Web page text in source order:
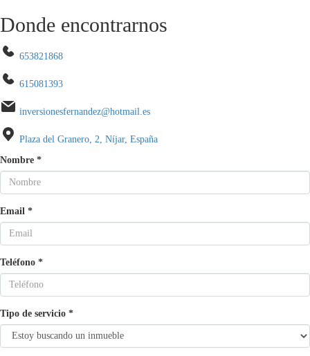
Donde encontrarnos
653821868
615081393
inversionesfernandez@hotmail.es
Plaza del Granero, 2, Níjar, España
Nombre *
Email *
Teléfono *
Tipo de servicio *